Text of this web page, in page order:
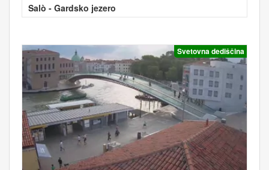
Salò - Gardsko jezero
Svetovna dediščina